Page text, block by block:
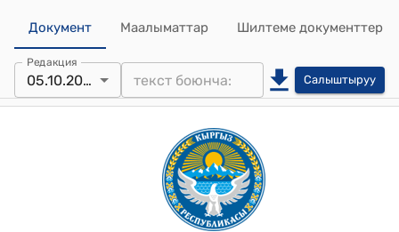
Документ Маалыматтар Шилтеме документтер
Редакция
05.10.2023 Салыштыруу